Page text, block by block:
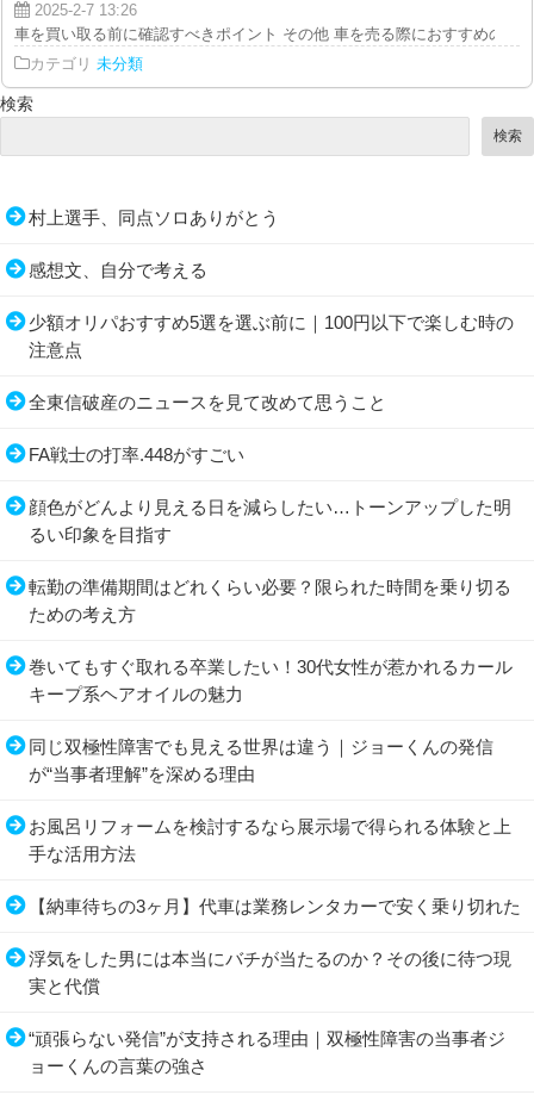
2025-2-7 13:26
車を買い取る前に確認すべきポイント その他 車を売る際におすすめの会
カテゴリ 未分類
検索
検索
村上選手、同点ソロありがとう
感想文、自分で考える
少額オリパおすすめ5選を選ぶ前に｜100円以下で楽しむ時の
注意点
全東信破産のニュースを見て改めて思うこと
FA戦士の打率.448がすごい
顔色がどんより見える日を減らしたい…トーンアップした明
るい印象を目指す
転勤の準備期間はどれくらい必要？限られた時間を乗り切る
ための考え方
巻いてもすぐ取れる卒業したい！30代女性が惹かれるカール
キープ系ヘアオイルの魅力
同じ双極性障害でも見える世界は違う｜ジョーくんの発信
が“当事者理解”を深める理由
お風呂リフォームを検討するなら展示場で得られる体験と上
手な活用方法
【納車待ちの3ヶ月】代車は業務レンタカーで安く乗り切れた
浮気をした男には本当にバチが当たるのか？その後に待つ現
実と代償
“頑張らない発信”が支持される理由｜双極性障害の当事者ジ
ョーくんの言葉の強さ